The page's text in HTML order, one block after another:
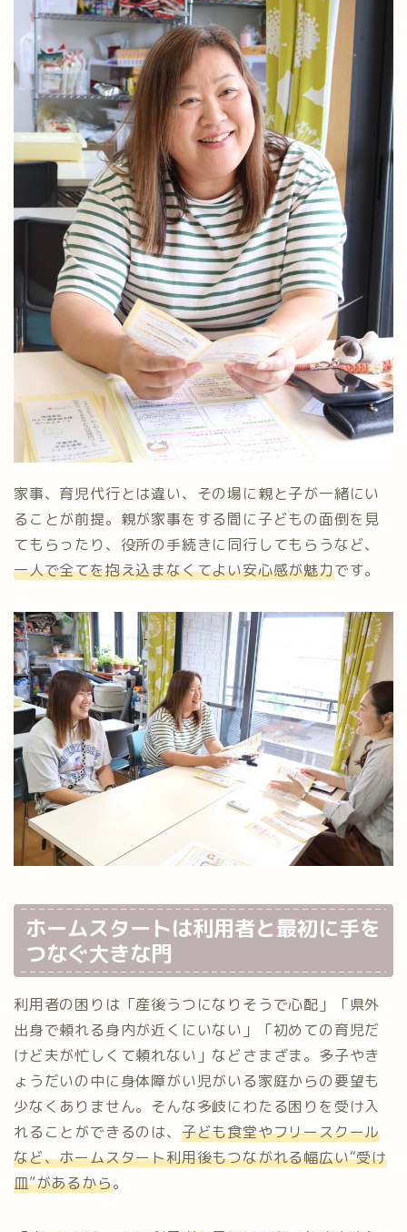
家事、育児代行とは違い、その場に親と子が一緒にい
ることが前提。親が家事をする間に子どもの面倒を見
てもらったり、役所の手続きに同行してもらうなど、
一人で全てを抱え込まなくてよい安心感が魅力です。
ホームスタートは利用者と最初に手を
つなぐ大きな門
利用者の困りは「産後うつになりそうで心配」「県外
出身で頼れる身内が近くにいない」「初めての育児だ
けど夫が忙しくて頼れない」などさまざま。多子やき
ょうだいの中に身体障がい児がいる家庭からの要望も
少なくありません。そんな多岐にわたる困りを受け入
れることができるのは、 子ども食堂やフリースクール
など、ホームスタート利用後もつながれる幅広い“受け
皿”があるから。